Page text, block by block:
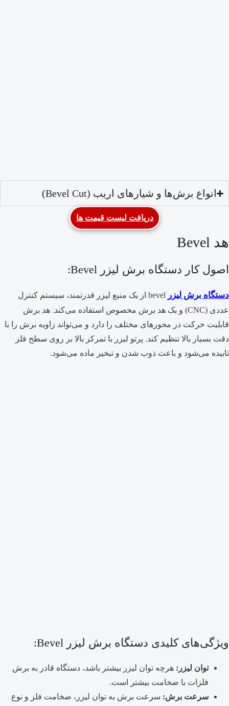
انواع برش‌ها و شیارهای اریب (Bevel Cut)
دریافت لیست قیمت ها
هد Bevel
اصول کار دستگاه برش لیزر Bevel:
دستگاه برش لیزر
bevel از یک منبع لیزر قدرتمند، سیستم کنترل
عددی (CNC) و یک هد برش مخصوص استفاده می‌کند. هد برش
قابلیت حرکت در محورهای مختلف را دارد و می‌تواند زاویه برش را با
دقت بسیار بالا تنظیم کند. پرتو لیزر با تمرکز بالا بر روی سطح فلز
تابیده می‌شود و باعث ذوب شدن و تبخیر ماده می‌شود.
ویژگی‌های کلیدی دستگاه برش لیزر Bevel:
توان لیزر: هرچه توان لیزر بیشتر باشد، دستگاه قادر به برش
فلزات با ضخامت بیشتر است.
سرعت برش: سرعت برش به توان لیزر، ضخامت فلز و نوع